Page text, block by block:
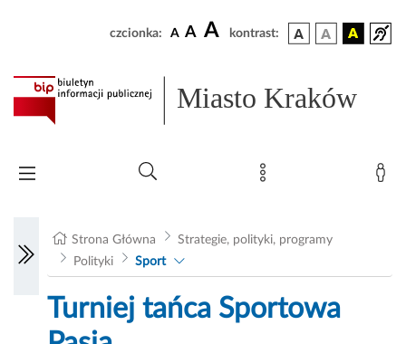
czcionka: A A A kontrast:
Miasto Kraków
Strona Główna
Strategie, polityki, programy
Polityki
Sport
Turniej tańca Sportowa